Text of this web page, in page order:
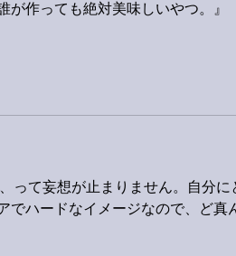
が作っても絶対美味しいやつ。』
って妄想が止まりません。自分に
でハードなイメージなので、ど真